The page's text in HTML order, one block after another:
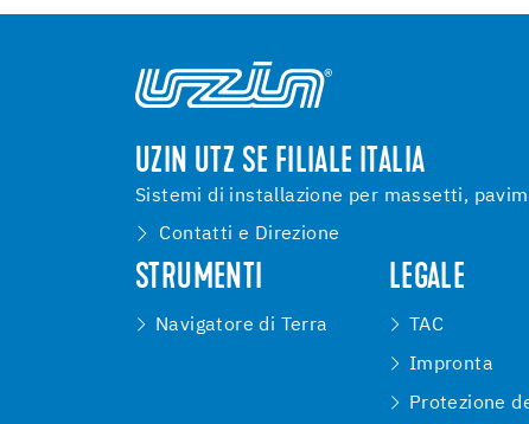
UZIN UTZ SE FILIALE ITALIA
Sistemi di installazione per massetti,
Contatti e Direzione
STRUMENTI
Navigatore di Terra
LEGALE
TAC
Impronta
Protezione